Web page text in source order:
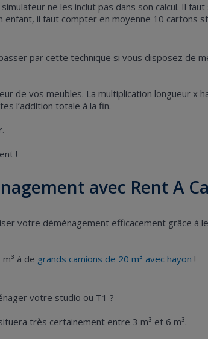
ne les inclut pas dans son calcul. Il faut
il faut compter en moyenne 10 cartons
par cette technique si vous disposez de
de vos meubles. La multiplication longueur x
l’addition totale à la fin.
!
avec Rent A
votre déménagement efficacement grâce à
à de grands camions de 20 m³ avec hayon !
votre studio ou T1 ?
très certainement entre 3 m³ et 6 m³.